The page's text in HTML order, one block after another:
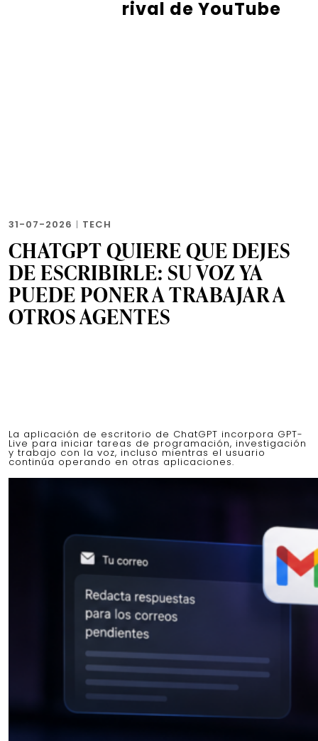
rival de YouTube
31-07-2026 | TECH
CHATGPT QUIERE QUE DEJES
DE ESCRIBIRLE: SU VOZ YA
PUEDE PONER A TRABAJAR A
OTROS AGENTES
La aplicación de escritorio de ChatGPT incorpora GPT-
Live para iniciar tareas de programación, investigación
y trabajo con la voz, incluso mientras el usuario
continúa operando en otras aplicaciones.